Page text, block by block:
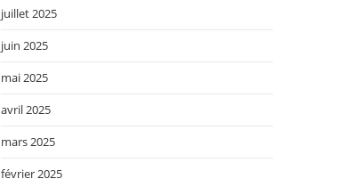
juillet 2025
juin 2025
mai 2025
avril 2025
mars 2025
février 2025